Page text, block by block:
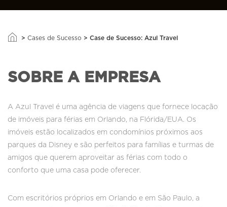
> Cases de Sucesso > Case de Sucesso: Azul Travel
SOBRE A EMPRESA
A Azul Travel é uma agência de viagens que fornece locação
de imóveis para férias em Orlando, na Flórida/EUA. Os
imóveis estão localizados em condomínios próximos aos
parques da Disney e são perfeitos para famílias e turmas de
amigos que querem aproveitar as férias com todo o
conforto que uma casa pode oferecer.
Com escritórios próprios em Orlando e em São Paulo, a